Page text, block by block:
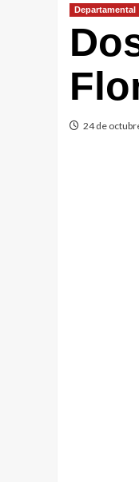
Departamental
24 de